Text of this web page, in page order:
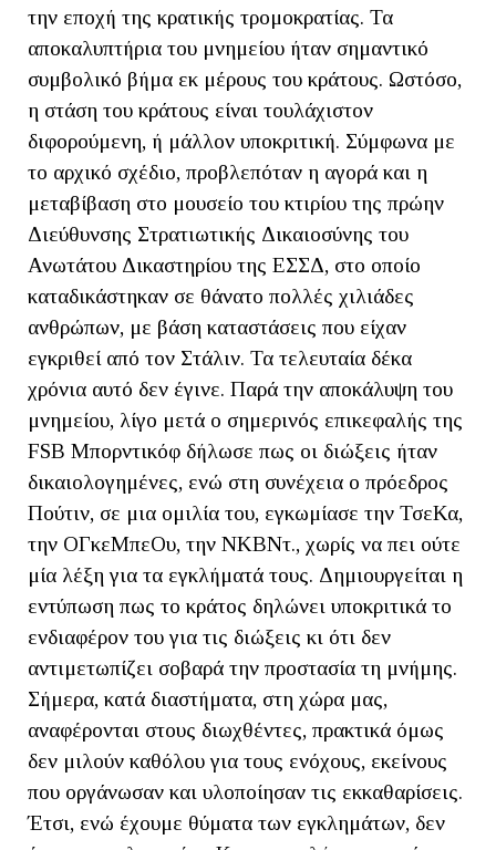
την εποχή της κρατικής τρομοκρατίας. Τα
αποκαλυπτήρια του μνημείου ήταν σημαντικό
συμβολικό βήμα εκ μέρους του κράτους. Ωστόσο,
η στάση του κράτους είναι τουλάχιστον
διφορούμενη, ή μάλλον υποκριτική. Σύμφωνα με
το αρχικό σχέδιο, προβλεπόταν η αγορά και η
μεταβίβαση στο μουσείο του κτιρίου της πρώην
Διεύθυνσης Στρατιωτικής Δικαιοσύνης του
Ανωτάτου Δικαστηρίου της ΕΣΣΔ, στο οποίο
καταδικάστηκαν σε θάνατο πολλές χιλιάδες
ανθρώπων, με βάση καταστάσεις που είχαν
εγκριθεί από τον Στάλιν. Τα τελευταία δέκα
χρόνια αυτό δεν έγινε. Παρά την αποκάλυψη του
μνημείου, λίγο μετά ο σημερινός επικεφαλής της
FSB Μπορντικόφ δήλωσε πως οι διώξεις ήταν
δικαιολογημένες, ενώ στη συνέχεια ο πρόεδρος
Πούτιν, σε μια ομιλία του, εγκωμίασε την ΤσεΚα,
την ΟΓκεΜπεΟυ, την ΝΚΒΝτ., χωρίς να πει ούτε
μία λέξη για τα εγκλήματά τους. Δημιουργείται η
εντύπωση πως το κράτος δηλώνει υποκριτικά το
ενδιαφέρον του για τις διώξεις κι ότι δεν
αντιμετωπίζει σοβαρά την προστασία τη μνήμης.
Σήμερα, κατά διαστήματα, στη χώρα μας,
αναφέρονται στους διωχθέντες, πρακτικά όμως
δεν μιλούν καθόλου για τους ενόχους, εκείνους
που οργάνωσαν και υλοποίησαν τις εκκαθαρίσεις.
Έτσι, ενώ έχουμε θύματα των εγκλημάτων, δεν